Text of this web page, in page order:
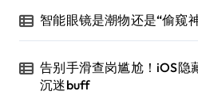
智能眼镜是潮物还是“偷窥
告别手滑查岗尴尬！iOS隐
沉迷buff